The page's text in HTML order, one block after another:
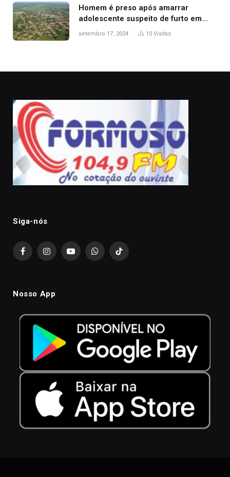
Homem é preso após amarrar
adolescente suspeito de furto em
estaca de cerca e agredi-lo
setembro 17, 2024 10 Visitas
Siga-nós
FacebookInstagramYouTubeWhatsAppTikTok
Nosso App